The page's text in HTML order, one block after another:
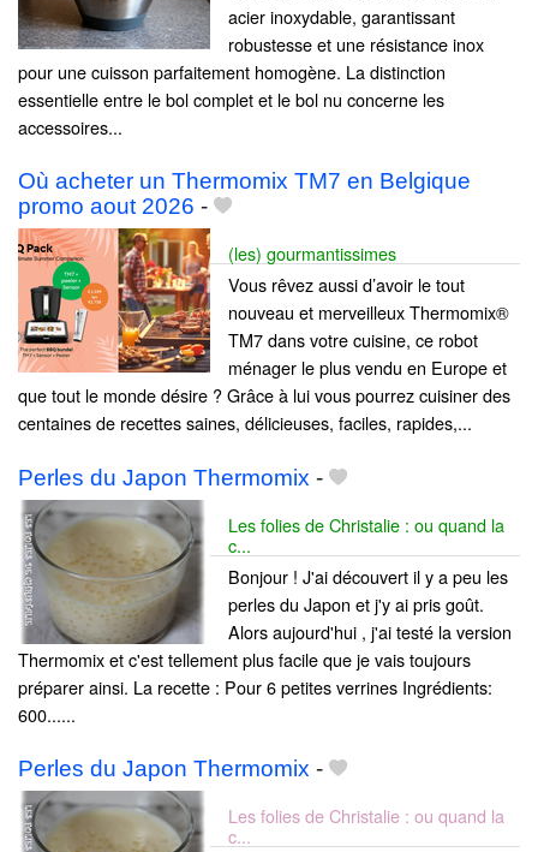
acier inoxydable, garantissant
robustesse et une résistance inox
pour une cuisson parfaitement homogène. La distinction
essentielle entre le bol complet et le bol nu concerne les
accessoires...
Où acheter un Thermomix TM7 en Belgique
promo aout 2026 -
(les) gourmantissimes
Vous rêvez aussi d’avoir le tout
nouveau et merveilleux Thermomix®
TM7 dans votre cuisine, ce robot
ménager le plus vendu en Europe et
que tout le monde désire ? Grâce à lui vous pourrez cuisiner des
centaines de recettes saines, délicieuses, faciles, rapides,...
Perles du Japon Thermomix -
Les folies de Christalie : ou quand la
c...
Bonjour ! J'ai découvert il y a peu les
perles du Japon et j'y ai pris goût.
Alors aujourd'hui , j'ai testé la version
Thermomix et c'est tellement plus facile que je vais toujours
préparer ainsi. La recette : Pour 6 petites verrines Ingrédients:
600......
Perles du Japon Thermomix -
Les folies de Christalie : ou quand la
c...